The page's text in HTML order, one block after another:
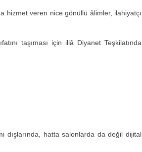
hizmet veren nice gönüllü âlimler, ilahiyatçı
taşıması için illâ Diyanet Teşkilatında
dışlarında, hatta salonlarda da değil dijital